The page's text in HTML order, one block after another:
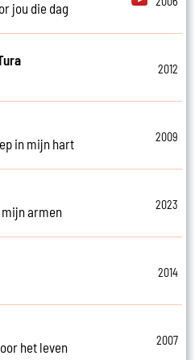
jou die dag
2012
in mijn hart
2009
mijn armen
2023
2014
het leven
2007